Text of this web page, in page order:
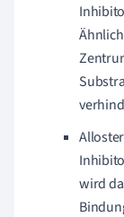
wird